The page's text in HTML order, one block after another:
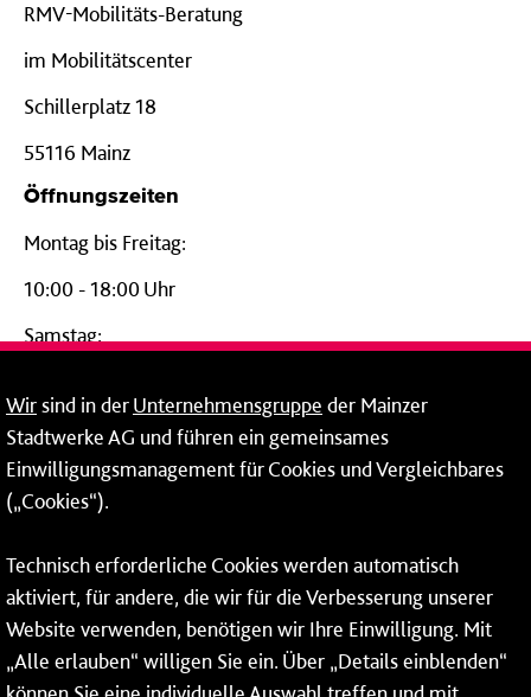
RMV-Mobilitäts-Beratung
im Mobilitätscenter
Schillerplatz 18
55116 Mainz
Öffnungszeiten
Montag bis Freitag:
10:00 - 18:00 Uhr
Samstag:
24-Stunden-Telefon*
06131 – 12 77 77
Fax: 06131 – 12 66 66
* Montags bis freitags bis 7 und ab 18 Uhr sowie an
Wochenenden und Feiertagen ganztags werden Ihre
Anrufe je nach Themenauswahl an ein Callcenter des
RMV oder von nextbike weitergeleitet. Dort erhalten Sie
Wirsind in derUnternehmensgruppe der Mainzer
Stadtwerke AG und führen ein gemeinsames
Einwilligungsmanagement für Cookies und Vergleichbares
(„Cookies“).
Technisch erforderliche Cookies werden automatisch
aktiviert, für andere, die wir für die Verbesserung unserer
Website verwenden, benötigen wir Ihre Einwilligung. Mit
„Alle erlauben“ willigen Sie ein. Über „Details einblenden“